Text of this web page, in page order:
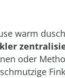
warm
oder